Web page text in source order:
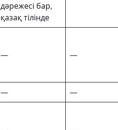
дәрежесі бар,
қазақ тілінде
— —
— —